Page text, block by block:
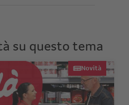
su questo tema
Novità